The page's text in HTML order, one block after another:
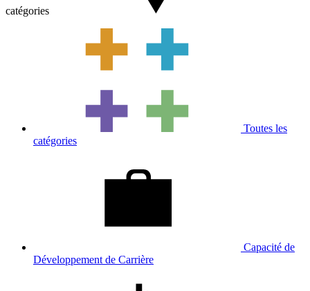
catégories
Toutes les
catégories
Capacité de
Développement de Carrière